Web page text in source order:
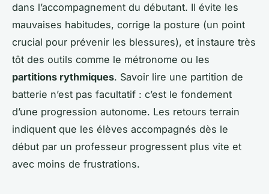
dans l’accompagnement du débutant. Il évite les
mauvaises habitudes, corrige la posture (un point
crucial pour prévenir les blessures), et instaure très
tôt des outils comme le métronome ou les
partitions rythmiques. Savoir lire une partition de
batterie n’est pas facultatif : c’est le fondement
d’une progression autonome. Les retours terrain
indiquent que les élèves accompagnés dès le
début par un professeur progressent plus vite et
avec moins de frustrations.